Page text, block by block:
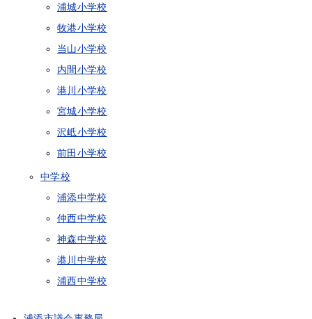
浦城小学校
牧港小学校
当山小学校
内間小学校
港川小学校
宮城小学校
沢岻小学校
前田小学校
中学校
浦添中学校
仲西中学校
神森中学校
港川中学校
浦西中学校